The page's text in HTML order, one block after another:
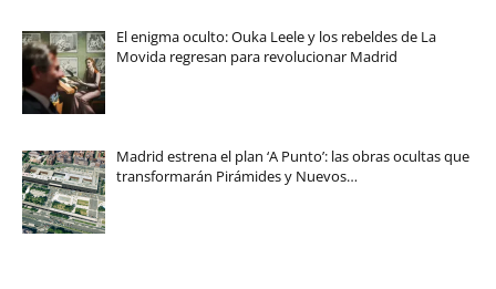
El enigma oculto: Ouka Leele y los rebeldes de La
Movida regresan para revolucionar Madrid
Madrid estrena el plan ‘A Punto’: las obras ocultas que
transformarán Pirámides y Nuevos…